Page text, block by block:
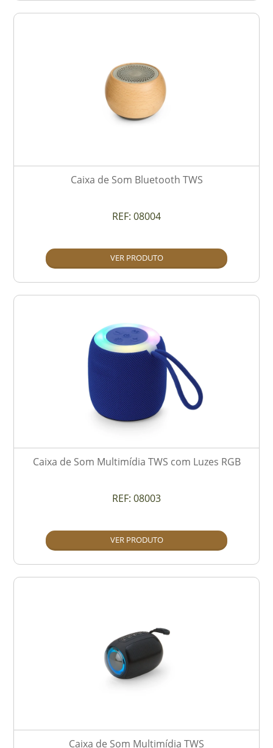
Caixa de Som Bluetooth TWS
REF: 08004
VER PRODUTO
Caixa de Som Multimídia TWS com Luzes RGB
REF: 08003
VER PRODUTO
Caixa de Som Multimídia TWS